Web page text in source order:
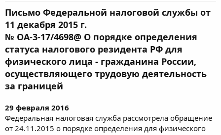
Письмо Федеральной налоговой службы от
11 декабря 2015 г.
№ ОА-3-17/4698@ О порядке определения
статуса налогового резидента РФ для
физического лица - гражданина России,
осуществляющего трудовую деятельность
за границей
29 февраля 2016
Федеральная налоговая служба рассмотрела обращение
от 24.11.2015 о порядке определения для физического